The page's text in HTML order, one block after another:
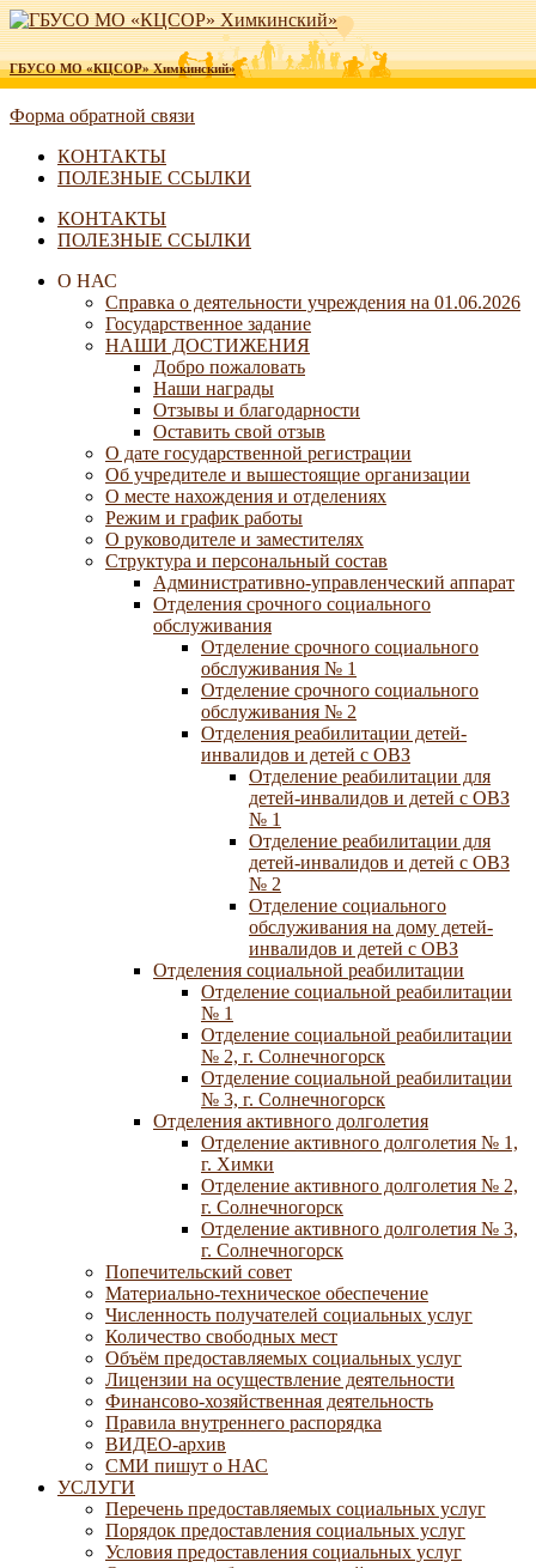
ГБУСО МО «КЦСОР» Химкинский»
Форма обратной связи
КОНТАКТЫ
ПОЛЕЗНЫЕ ССЫЛКИ
КОНТАКТЫ
ПОЛЕЗНЫЕ ССЫЛКИ
О НАС
Справка о деятельности учреждения на 01.06.2026
Государственное задание
НАШИ ДОСТИЖЕНИЯ
Добро пожаловать
Наши награды
Отзывы и благодарности
Оставить свой отзыв
О дате государственной регистрации
Об учредителе и вышестоящие организации
О месте нахождения и отделениях
Режим и график работы
О руководителе и заместителях
Структура и персональный состав
Административно-управленческий аппарат
Отделения срочного социального
обслуживания
Отделение срочного социального
обслуживания № 1
Отделение срочного социального
обслуживания № 2
Отделения реабилитации детей-
инвалидов и детей с ОВЗ
Отделение реабилитации для
детей-инвалидов и детей с ОВЗ
№ 1
Отделение реабилитации для
детей-инвалидов и детей с ОВЗ
№ 2
Отделение социального
обслуживания на дому детей-
инвалидов и детей с ОВЗ
Отделения социальной реабилитации
Отделение социальной реабилитации
№ 1
Отделение социальной реабилитации
№ 2, г. Солнечногорск
Отделение социальной реабилитации
№ 3, г. Солнечногорск
Отделения активного долголетия
Отделение активного долголетия № 1,
г. Химки
Отделение активного долголетия № 2,
г. Солнечногорск
Отделение активного долголетия № 3,
г. Солнечногорск
Попечительский совет
Материально-техническое обеспечение
Численность получателей социальных услуг
Количество свободных мест
Объём предоставляемых социальных услуг
Лицензии на осуществление деятельности
Финансово-хозяйственная деятельность
Правила внутреннего распорядка
ВИДЕО-архив
СМИ пишут о НАС
УСЛУГИ
Перечень предоставляемых социальных услуг
Порядок предоставления социальных услуг
Условия предоставления социальных услуг